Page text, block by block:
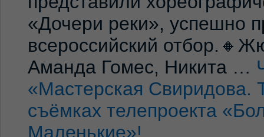
«Дочери реки», успешно
всероссийский
Аманда Гомес, Никита …
«Мастерская Свиридова.
съёмках телепроекта
Маленькие»!